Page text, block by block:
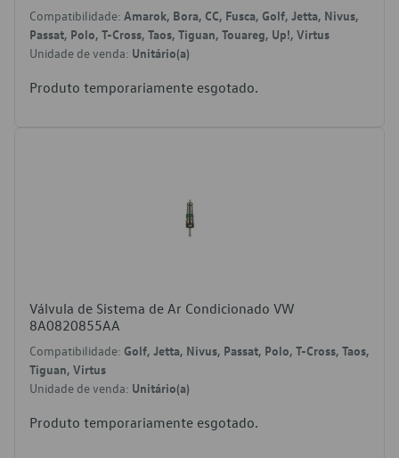
Compatibilidade: Amarok, Bora, CC, Fusca, Golf, Jetta, Nivus,
Passat, Polo, T-Cross, Taos, Tiguan, Touareg, Up!, Virtus
Unidade de venda: Unitário(a)
Produto temporariamente esgotado.
Válvula de Sistema de Ar Condicionado VW
8A0820855AA
Compatibilidade: Golf, Jetta, Nivus, Passat, Polo, T-Cross, Taos,
Tiguan, Virtus
Unidade de venda: Unitário(a)
Produto temporariamente esgotado.